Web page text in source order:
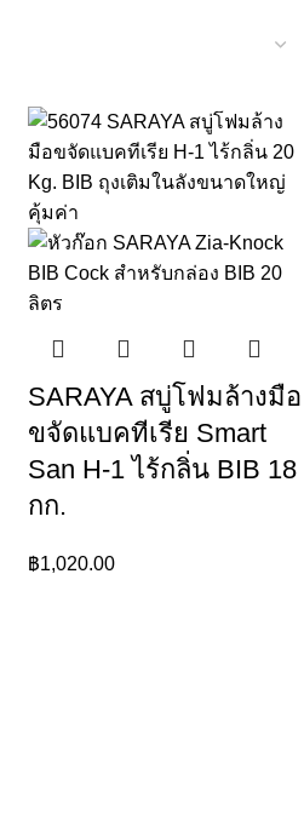
SARAYA สบู่โฟมล้างมือ
ขจัดแบคทีเรีย Smart
San H-1 ไร้กลิ่น BIB 18
กก.
฿1,020.00